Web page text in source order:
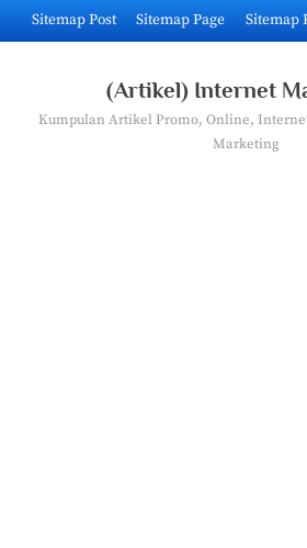
Skip
to
Sitemap Post Sitemap Page Sitemap
(Artikel) Internet
Kumpulan Artikel Promo, Online,
Marketing